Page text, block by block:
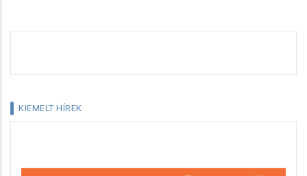
KIEMELT HÍREK